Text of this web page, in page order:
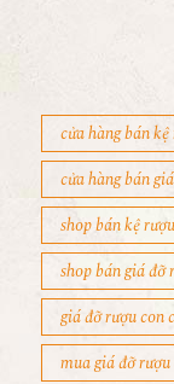
cửa hàng bán
cửa hàng bán
shop bán kệ
shop bán giá đỡ
giá đỡ rượu con
mua giá đỡ